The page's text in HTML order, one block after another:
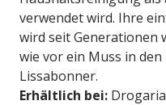
verwendet wird. Ihre
wird seit Generationen
wie vor ein Muss in
Lissabonner.
Erhältlich bei: